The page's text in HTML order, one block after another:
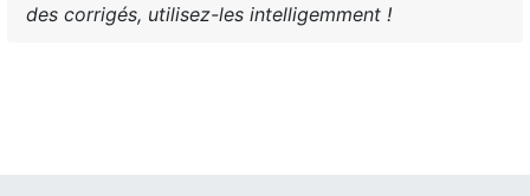
des corrigés, utilisez-les intelligemment !